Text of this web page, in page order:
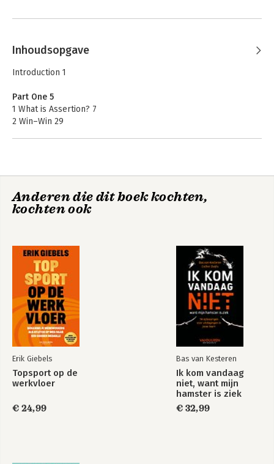
Inhoudsopgave
Introduction 1
Part One 5
1 What is Assertion? 7
2 Win–Win 29
6 Getting the Best Out of People at Work 141
7 Handling Dif. cult Behaviour and Coping with Con0 ict 155
10 Friends, Neighbours and Social Occasions 193
11 Getting the Service You Deserve 205
Sustaining Your Assertion 217
About the Authors 225
Acknowledgements 227
Index 229
Anderen die dit boek kochten,
kochten ook
Erik Giebels
Topsport op de
werkvloer
€ 24,99
Bas van Kesteren
Ik kom vandaag
niet, want mijn
hamster is ziek
€ 32,99